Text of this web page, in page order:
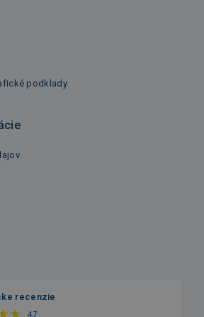
podklady
recenzie
4,7